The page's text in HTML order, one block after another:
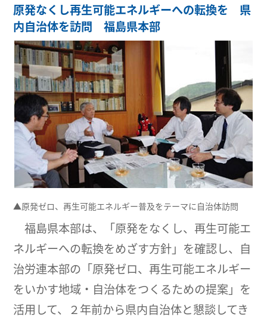
原発なくし再生可能エネルギーへの転換を 県
内自治体を訪問 福島県本部
▲原発ゼロ、再生可能エネルギー普及をテーマに自治体訪問
福島県本部は、「原発をなくし、再生可能エ
ネルギーへの転換をめざす方針」を確認し、自
治労連本部の「原発ゼロ、再生可能エネルギー
をいかす地域・自治体をつくるための提案」を
活用して、２年前から県内自治体と懇談してき